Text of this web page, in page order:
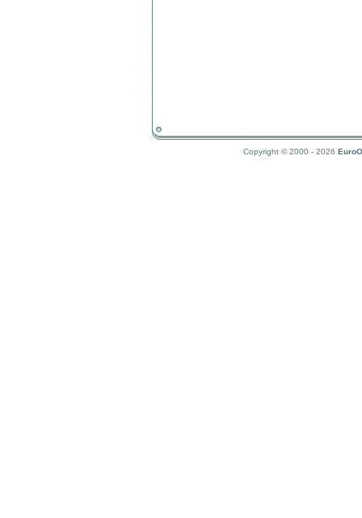
Copyright © 2000 - 2026